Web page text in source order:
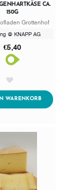
CA.
150G
Grottenhof
@ KNAPP AG
€5,40
WARENKORBADDTOCART